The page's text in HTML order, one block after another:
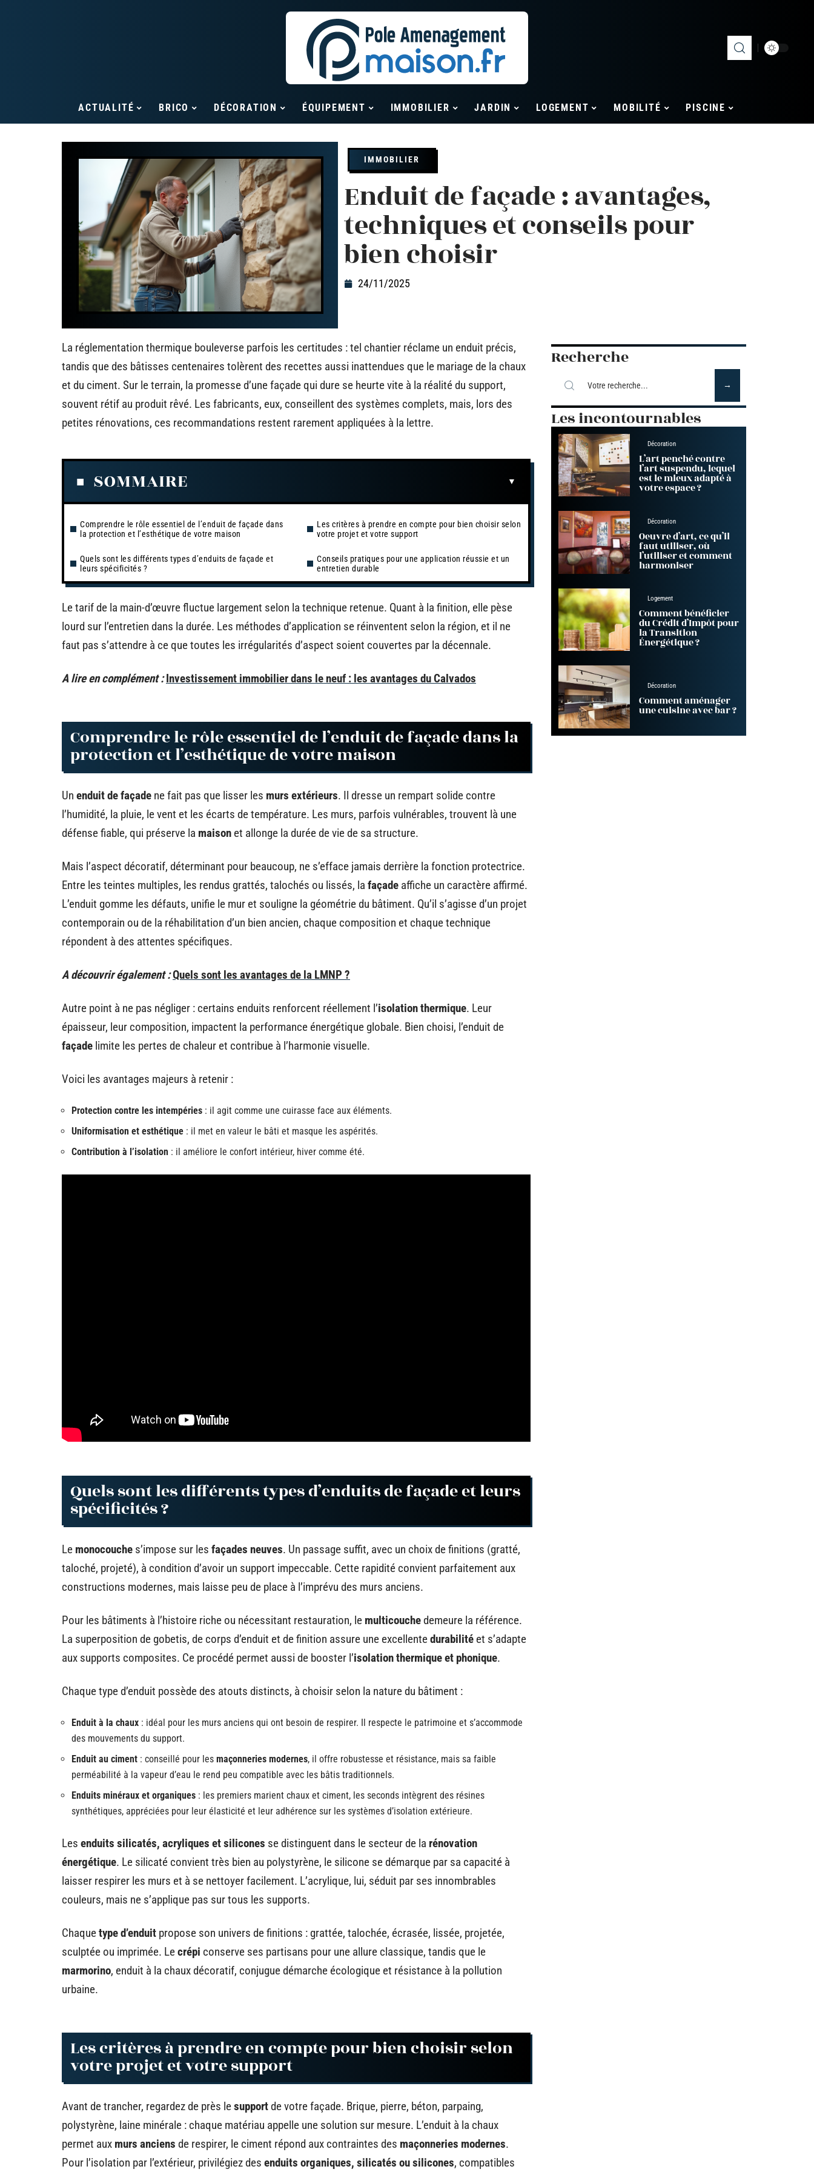
ACTUALITÉ BRICO DÉCORATION ÉQUIPEMENT IMMOBILIER JARDIN LOGEMENT MOBILITÉ PISCINE
IMMOBILIER
Enduit de façade : avantages,
techniques et conseils pour
bien choisir
24/11/2025
La réglementation thermique bouleverse parfois les certitudes : tel chantier réclame un enduit précis,
tandis que des bâtisses centenaires tolèrent des recettes aussi inattendues que le mariage de la chaux
et du ciment. Sur le terrain, la promesse d’une façade qui dure se heurte vite à la réalité du support,
souvent rétif au produit rêvé. Les fabricants, eux, conseillent des systèmes complets, mais, lors des
petites rénovations, ces recommandations restent rarement appliquées à la lettre.
SOMMAIRE
Comprendre le rôle essentiel de l’enduit de façade dans
la protection et l’esthétique de votre maison
Quels sont les différents types d’enduits de façade et
leurs spécificités ?
Les critères à prendre en compte pour bien choisir selon
votre projet et votre support
Conseils pratiques pour une application réussie et un
entretien durable
Le tarif de la main-d’œuvre fluctue largement selon la technique retenue. Quant à la finition, elle pèse
lourd sur l’entretien dans la durée. Les méthodes d’application se réinventent selon la région, et il ne
faut pas s’attendre à ce que toutes les irrégularités d’aspect soient couvertes par la décennale.
A lire en complément : Investissement immobilier dans le neuf : les avantages du Calvados
Comprendre le rôle essentiel de l’enduit de façade dans la
protection et l’esthétique de votre maison
Un enduit de façade ne fait pas que lisser les murs extérieurs. Il dresse un rempart solide contre
l’humidité, la pluie, le vent et les écarts de température. Les murs, parfois vulnérables, trouvent là une
défense fiable, qui préserve la maison et allonge la durée de vie de sa structure.
Mais l’aspect décoratif, déterminant pour beaucoup, ne s’efface jamais derrière la fonction protectrice.
Entre les teintes multiples, les rendus grattés, talochés ou lissés, la façade affiche un caractère affirmé.
L’enduit gomme les défauts, unifie le mur et souligne la géométrie du bâtiment. Qu’il s’agisse d’un projet
contemporain ou de la réhabilitation d’un bien ancien, chaque composition et chaque technique
répondent à des attentes spécifiques.
A découvrir également :Quels sont les avantages de la LMNP ?
Autre point à ne pas négliger : certains enduits renforcent réellement l’isolation thermique. Leur
épaisseur, leur composition, impactent la performance énergétique globale. Bien choisi, l’enduit de
façade limite les pertes de chaleur et contribue à l’harmonie visuelle.
Voici les avantages majeurs à retenir :
Protection contre les intempéries : il agit comme une cuirasse face aux éléments.
Uniformisation et esthétique : il met en valeur le bâti et masque les aspérités.
Contribution à l’isolation : il améliore le confort intérieur, hiver comme été.
Quels sont les différents types d’enduits de façade et leurs
spécificités ?
Le monocouche s’impose sur les façades neuves. Un passage suffit, avec un choix de finitions (gratté,
taloché, projeté), à condition d’avoir un support impeccable. Cette rapidité convient parfaitement aux
constructions modernes, mais laisse peu de place à l’imprévu des murs anciens.
Pour les bâtiments à l’histoire riche ou nécessitant restauration, le multicouchedemeure la référence.
La superposition de gobetis, de corps d’enduit et de finition assure une excellentedurabilité et s’adapte
aux supports composites. Ce procédé permet aussi de booster l’isolation thermique et phonique.
Chaque type d’enduit possède des atouts distincts, à choisir selon la nature du bâtiment :
Enduit à la chaux : idéal pour les murs anciens qui ont besoin de respirer. Il respecte le patrimoine et s’accommode
des mouvements du support.
Enduit au ciment : conseillé pour les maçonneries modernes, il offre robustesse et résistance, mais sa faible
perméabilité à la vapeur d’eau le rend peu compatible avec les bâtis traditionnels.
Enduits minéraux et organiques : les premiers marient chaux et ciment, les seconds intègrent des résines
synthétiques, appréciées pour leur élasticité et leur adhérence sur les systèmes d’isolation extérieure.
Les enduits silicatés, acryliques et silicones se distinguent dans le secteur de la rénovation
énergétique. Le silicaté convient très bien au polystyrène, le silicone se démarque par sa capacité à
laisser respirer les murs et à se nettoyer facilement. L’acrylique, lui, séduit par ses innombrables
couleurs, mais ne s’applique pas sur tous les supports.
Chaquetype d’enduit propose son univers de finitions : grattée, talochée, écrasée, lissée, projetée,
sculptée ou imprimée. Lecrépi conserve ses partisans pour une allure classique, tandis que le
marmorino, enduit à la chaux décoratif, conjugue démarche écologique et résistance à la pollution
urbaine.
Les critères à prendre en compte pour bien choisir selon
votre projet et votre support
Avant de trancher, regardez de près lesupportde votre façade. Brique, pierre, béton, parpaing,
polystyrène, laine minérale : chaque matériau appelle une solution sur mesure. L’enduit à la chaux
permet aux murs anciens de respirer, le ciment répond aux contraintes des maçonneries modernes.
Pour l’isolation par l’extérieur, privilégiez des enduits organiques, silicatés ou silicones, compatibles
Recherche
Les incontournables
Décoration
L’art penché contre
l’art suspendu, lequel
est le mieux adapté à
votre espace ?
Décoration
Oeuvre d’art, ce qu’il
faut utiliser, où
l’utiliser et comment
harmoniser
Logement
Comment bénéficier
du Crédit d’Impôt pour
la Transition
Énergétique ?
Décoration
Comment aménager
une cuisine avec bar ?